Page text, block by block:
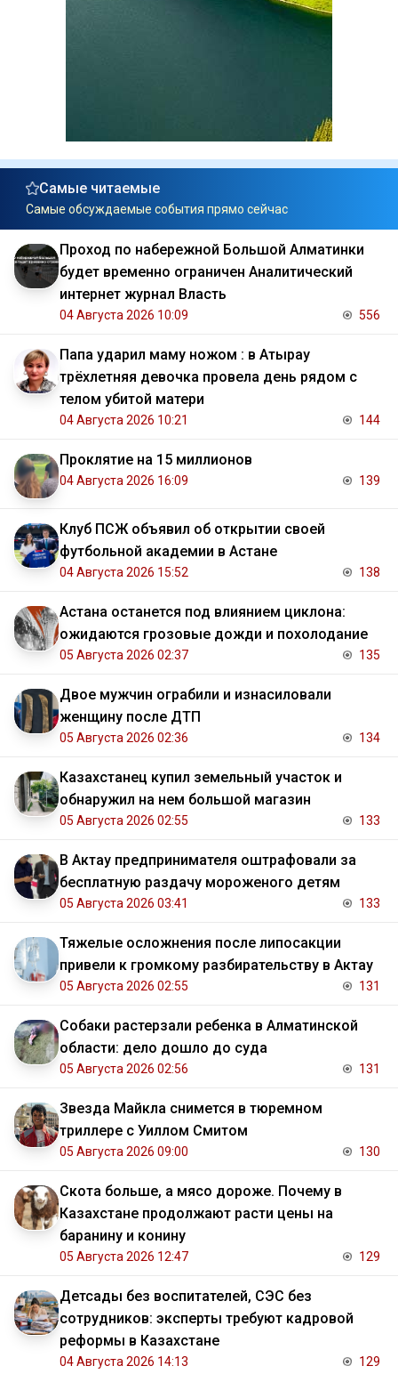
Самые читаемые
Самые обсуждаемые события прямо сейчас
Проход по набережной Большой Алматинки
будет временно ограничен Аналитический
интернет журнал Власть
04 Августа 2026 10:09 556
Папа ударил маму ножом : в Атырау
трёхлетняя девочка провела день рядом с
телом убитой матери
04 Августа 2026 10:21 144
Проклятие на 15 миллионов
04 Августа 2026 16:09 139
Клуб ПСЖ объявил об открытии своей
футбольной академии в Астане
04 Августа 2026 15:52 138
Астана останется под влиянием циклона:
ожидаются грозовые дожди и похолодание
05 Августа 2026 02:37 135
Двое мужчин ограбили и изнасиловали
женщину после ДТП
05 Августа 2026 02:36 134
Казахстанец купил земельный участок и
обнаружил на нем большой магазин
05 Августа 2026 02:55 133
В Актау предпринимателя оштрафовали за
бесплатную раздачу мороженого детям
05 Августа 2026 03:41 133
Тяжелые осложнения после липосакции
привели к громкому разбирательству в Актау
05 Августа 2026 02:55 131
Собаки растерзали ребенка в Алматинской
области: дело дошло до суда
05 Августа 2026 02:56 131
Звезда Майкла снимется в тюремном
триллере с Уиллом Смитом
05 Августа 2026 09:00 130
Скота больше, а мясо дороже. Почему в
Казахстане продолжают расти цены на
баранину и конину
05 Августа 2026 12:47 129
Детсады без воспитателей, СЭС без
сотрудников: эксперты требуют кадровой
реформы в Казахстане
04 Августа 2026 14:13 129